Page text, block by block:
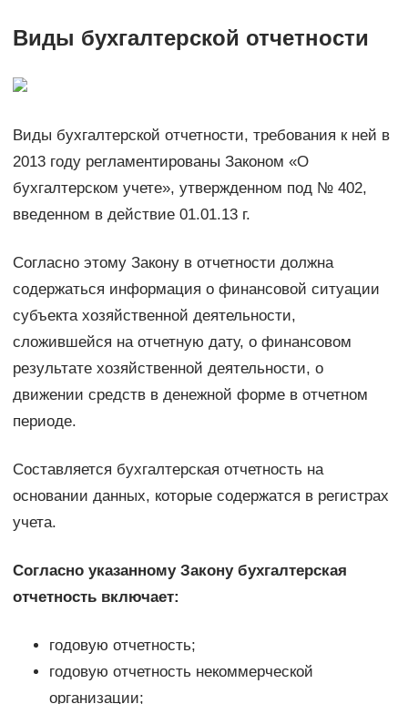
Виды бухгалтерской отчетности
Виды бухгалтерской отчетности, требования к ней в
2013 году регламентированы Законом «О
бухгалтерском учете», утвержденном под № 402,
введенном в действие 01.01.13 г.
Согласно этому Закону в отчетности должна
содержаться информация о финансовой ситуации
субъекта хозяйственной деятельности,
сложившейся на отчетную дату, о финансовом
результате хозяйственной деятельности, о
движении средств в денежной форме в отчетном
периоде.
Составляется бухгалтерская отчетность на
основании данных, которые содержатся в регистрах
учета.
Согласно указанному Закону бухгалтерская
отчетность включает:
годовую отчетность;
годовую отчетность некоммерческой
организации;